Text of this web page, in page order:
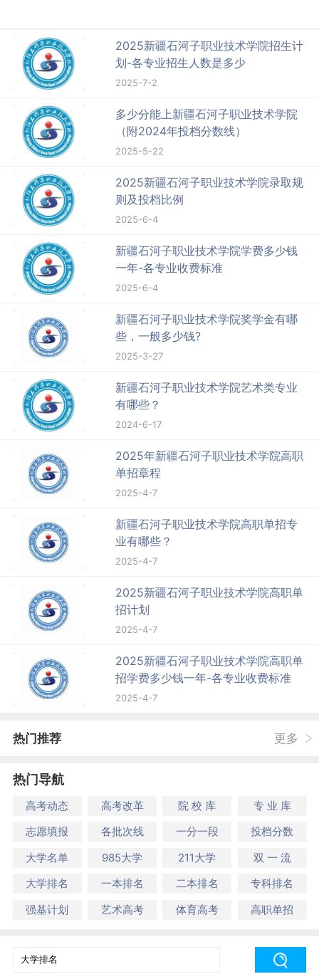
2025新疆石河子职业技术学院招生计
划-各专业招生人数是多少
2025-7-2
多少分能上新疆石河子职业技术学院
（附2024年投档分数线）
2025-5-22
2025新疆石河子职业技术学院录取规
则及投档比例
2025-6-4
新疆石河子职业技术学院学费多少钱
一年-各专业收费标准
2025-6-4
新疆石河子职业技术学院奖学金有哪
些，一般多少钱?
2025-3-27
新疆石河子职业技术学院艺术类专业
有哪些？
2024-6-17
2025年新疆石河子职业技术学院高职
单招章程
2025-4-7
新疆石河子职业技术学院高职单招专
业有哪些？
2025-4-7
2025新疆石河子职业技术学院高职单
招计划
2025-4-7
2025新疆石河子职业技术学院高职单
招学费多少钱一年-各专业收费标准
2025-4-7
热门推荐 更多
热门导航
高考动态 高考改革 院 校 库
专 业 库
志愿填报
各批次线 一分一段
投档分数
大学名单
985大学 211大学
双 一 流
大学排名
一本排名 二本排名
专科排名
强基计划
艺术高考 体育高考 高职单招